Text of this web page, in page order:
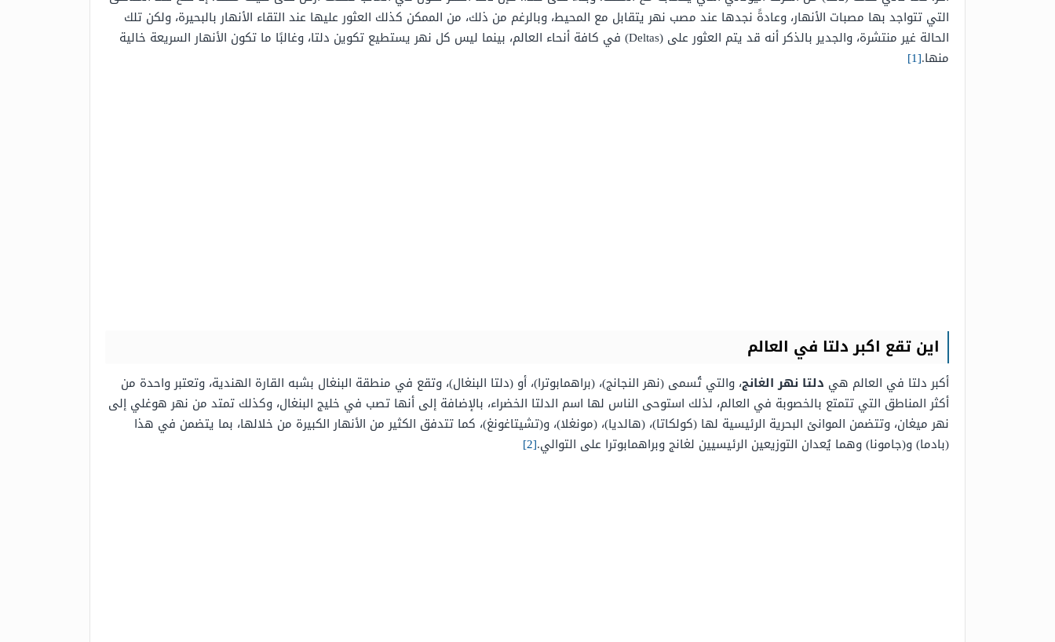
التي تتواجد بها مصبات الأنهار، وعادةً نجدها عند مصب نهر يتقابل مع المحيط، وبالرغم من ذلك، من الممكن كذلك العثور عليها عند التقاء الأنهار بالبحيرة، ولكن تلك
الحالة غير منتشرة، والجدير بالذكر أنه قد يتم العثور على (Deltas) في كافة أنحاء العالم، بينما ليس كل نهر يستطيع تكوين دلتا، وغالبًا ما تكون الأنهار السريعة خالية
منها.[1]
اين تقع اكبر دلتا في العالم
أكبر دلتا في العالم هي دلتا نهر الغانج، والتي تُسمى (نهر النجانج)، (براهمابوترا)، أو (دلتا البنغال)، وتقع في منطقة البنغال بشبه القارة الهندية، وتعتبرواحدة من
أكثر المناطق التي تتمتع بالخصوبة في العالم، لذلك استوحى الناس لها اسم الدلتا الخضراء، بالإضافة إلى أنها تصب في خليج البنغال، وكذلك تمتد من نهر هوغلي إلى
نهر ميغان، وتتضمن الموانئ البحرية الرئيسية لها (كولكاتا)، (هالديا)، (مونغلا)، و(تشيتاغونغ)، كما تتدفق الكثير من الأنهار الكبيرة من خلالها، بما يتضمن في هذا
(بادما) و(جامونا) وهما يُعدان التوزيعين الرئيسيين لغانج وبراهمابوترا على التوالي.[2]